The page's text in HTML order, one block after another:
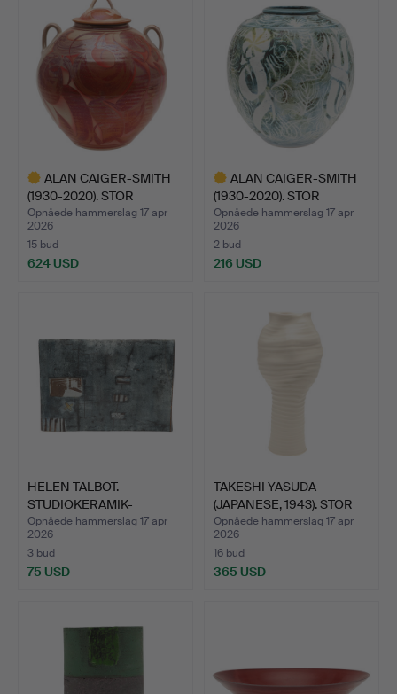
ALAN CAIGER-SMITH
(1930-2020). STOR
GLANSK…
Opnåede hammerslag 17 apr
2026
15 bud
624 USD
ALAN CAIGER-SMITH
(1930-2020). STOR
KERAMI…
Opnåede hammerslag 17 apr
2026
2 bud
216 USD
HELEN TALBOT.
STUDIOKERAMIK-
SKULPTUR.
Opnåede hammerslag 17 apr
2026
3 bud
75 USD
TAKESHI YASUDA
(JAPANESE, 1943). STOR
PORC…
Opnåede hammerslag 17 apr
2026
16 bud
365 USD